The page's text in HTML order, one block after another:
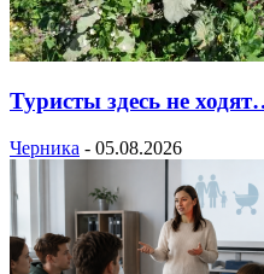
Туристы здесь не
Черника - 05.08.2026